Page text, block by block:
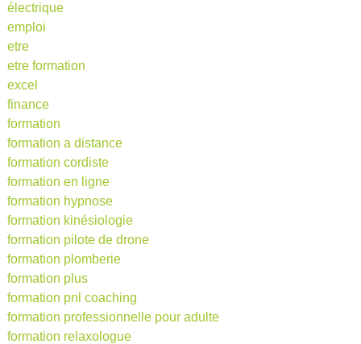
électrique
emploi
etre
etre formation
excel
finance
formation
formation a distance
formation cordiste
formation en ligne
formation hypnose
formation kinésiologie
formation pilote de drone
formation plomberie
formation plus
formation pnl coaching
formation professionnelle pour adulte
formation relaxologue